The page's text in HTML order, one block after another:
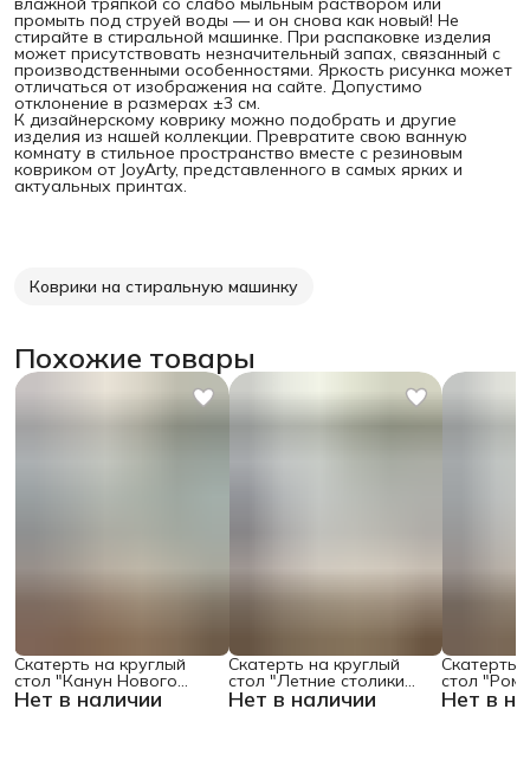
промыть под струей воды — и он снова как новый! Не
стирайте в стиральной машинке. При распаковке изделия
может присутствовать незначительный запах, связанный с
производственными особенностями. Яркость рисунка может
отличаться от изображения на сайте. Допустимо
отклонение в размерах ±3 см.
К дизайнерскому коврику можно подобрать и другие
изделия из нашей коллекции. Превратите свою ванную
комнату в стильное пространство вместе с резиновым
ковриком от JoyArty, представленного в самых ярких и
актуальных принтах.
Коврики на стиральную машинку
Похожие товары
Нет в наличии
Скатерть на круглый
стол "Канун Нового
Года", 150х150 , серия Нет в наличии
Скатерть на круглый
стол "Летние столики
кафе", 150х150 Нет в
Скатерть
стол
поляне",